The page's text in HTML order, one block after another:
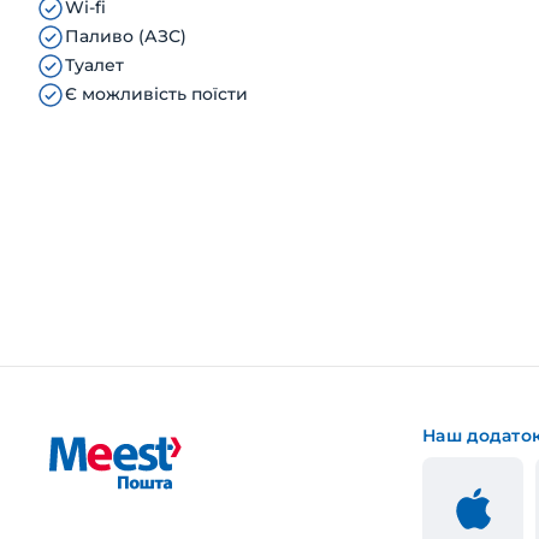
Wi-fi
Паливо (АЗС)
Туалет
Є можливість поїсти
Наш